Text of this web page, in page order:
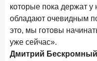
которые пока держат
обладают очевидным
это, мы готовы
уже сейчас».
Дмитрий Бескромный